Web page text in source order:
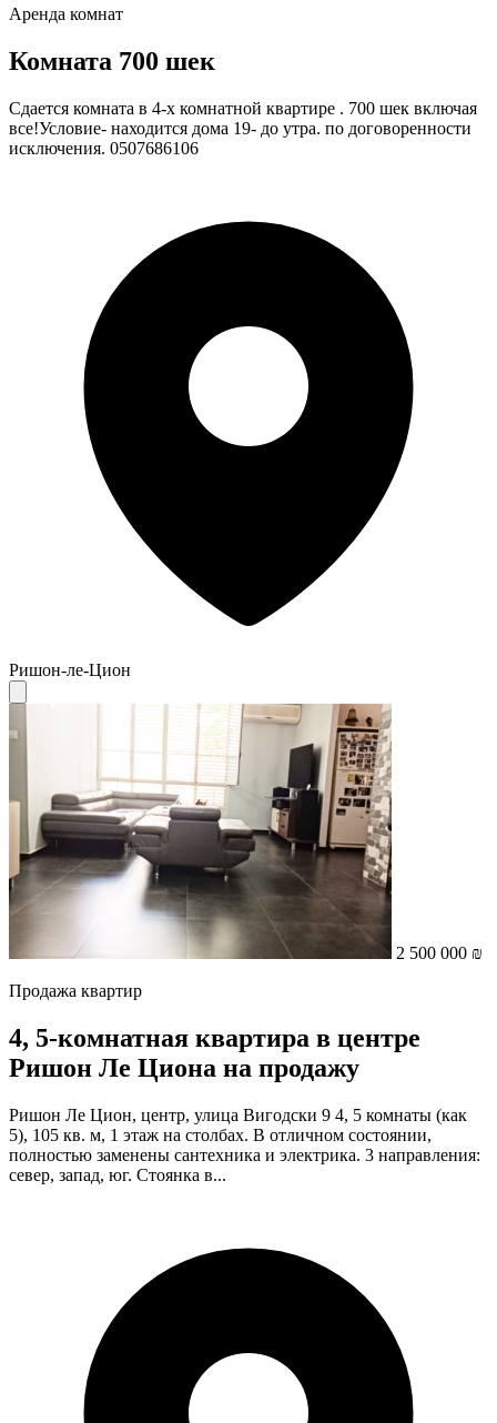
Аренда комнат
Комната 700 шек
Сдается комната в 4-х комнатной квартире . 700 шек включая
все!Условие- находится дома 19- до утра. по договоренности
исключения. 0507686106
Ришон-ле-Цион
2 500 000 ₪
Продажа квартир
4, 5-комнатная квартира в центре
Ришон Ле Циона на продажу
Ришон Ле Цион, центр, улица Вигодски 9 4, 5 комнаты (как
5), 105 кв. м, 1 этаж на столбах. В отличном состоянии,
полностью заменены сантехника и электрика. 3 направления:
север, запад, юг. Стоянка в...